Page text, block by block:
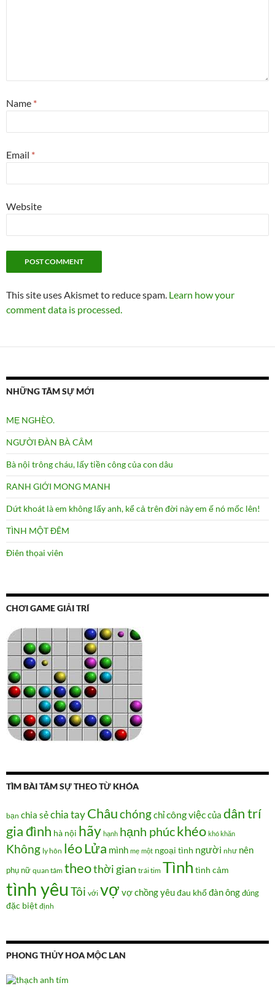
Name *
Email *
Website
This site uses Akismet to reduce spam. Learn how your
comment data is processed.
NHỮNG TÂM SỰ MỚI
MẸ NGHÈO.
NGƯỜI ĐÀN BÀ CÂM
Bà nội trông cháu, lấy tiền công của con dâu
RANH GIỚI MONG MANH
Dứt khoát là em không lấy anh, kể cả trên đời này em ế nó mốc lên!
TÌNH MỘT ĐÊM
Điên thọai viên
CHƠI GAME GIẢI TRÍ
TÌM BÀI TÂM SỰ THEO TỪ KHÓA
bạn chia sẻchia tay Châuchóngchỉcông việccủa dân trí
gia đình hà nội hãy hạnh hạnh phúckhéo khó khăn
Không ly hôn léoLửa mình mẹ một ngoại tình người như nên
phụ nữ quan tâm theothời gian trái tim Tình tình cảm
tình yêu Tôi với vợ vợ chồngyêuđau khổđàn ôngđúng
đặc biệt định
PHONG THỦY HOA MỘC LAN